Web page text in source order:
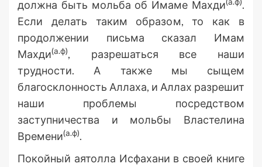
должна быть мольба об Имаме Махди(а.ф).
Если делать таким образом, то как в
продолжении письма сказал Имам
Махди(а.ф), разрешаться все наши
трудности. А также мы сыщем
благосклонность Аллаха, и Аллах разрешит
наши проблемы посредством
заступничества и мольбы Властелина
Времени(а.ф).
Покойный аятолла Исфахани в своей книге